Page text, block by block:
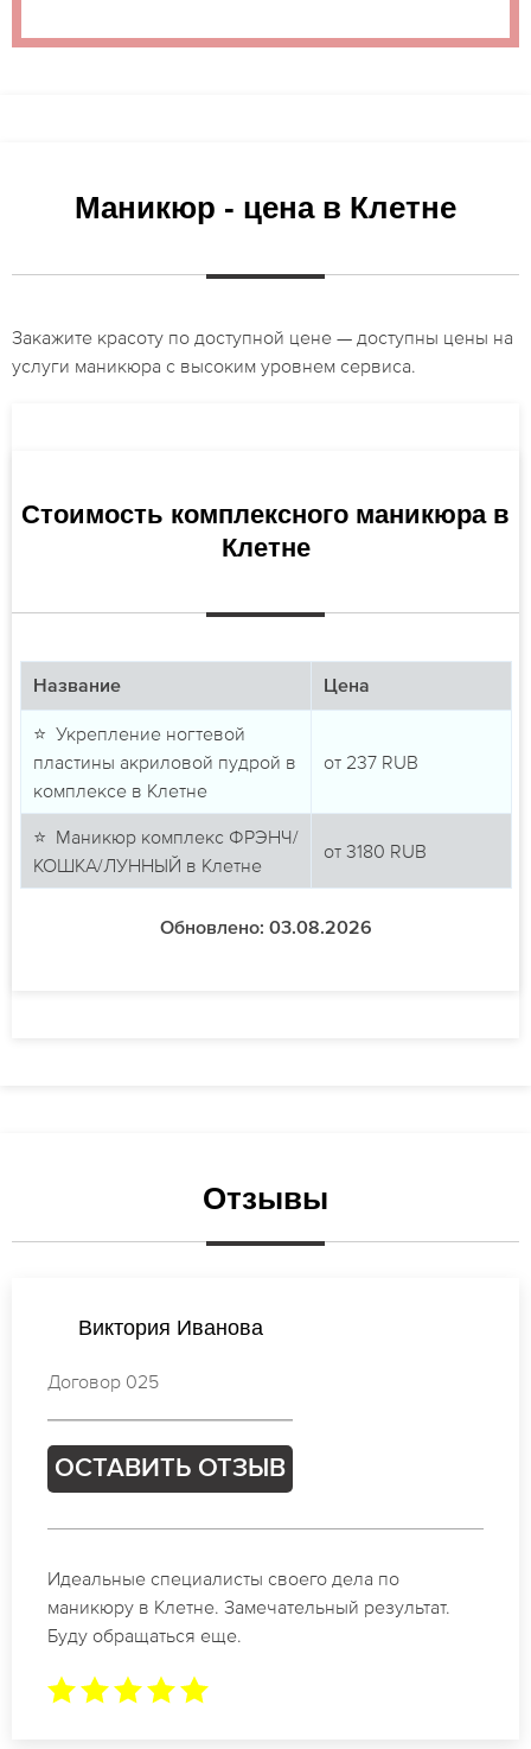
Маникюр - цена в Клетне
Закажите красоту по доступной цене — доступны цены на
услуги маникюра с высоким уровнем сервиса.
Стоимость комплексного маникюра в
Клетне
Название Цена
⭐ Укрепление ногтевой
пластины акриловой пудрой в
комплексе в Клетне
от 237 RUB
⭐ Маникюр комплекс ФРЭНЧ/
КОШКА/ЛУННЫЙ в Клетне
от 3180 RUB
Обновлено: 03.08.2026
Отзывы
Мария Новикова
Договор 347
ОСТАВИТЬ ОТЗЫВ
Спасибо огромное. Заказывала маникюр на день
рождение в Клетне. За 1.5 часа все было готово.